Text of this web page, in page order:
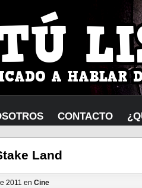
CONTACTO
Land
2011 en Cine